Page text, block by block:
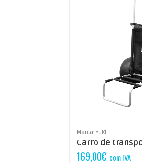
Marca: YUKI
Carro de
169,00€ com IVA